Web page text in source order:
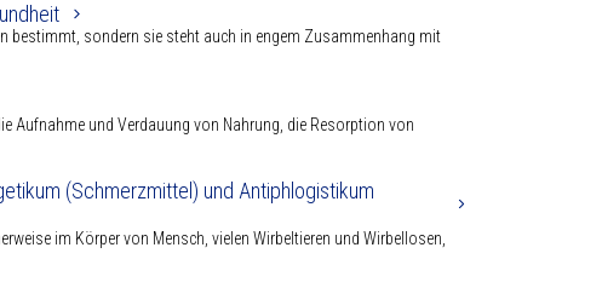
bestimmt, sondern sie steht auch in engem Zusammenhang mit
Aufnahme und Verdauung von Nahrung, die Resorption von
(Schmerzmittel) und Antiphlogistikum
im Körper von Mensch, vielen Wirbeltieren und Wirbellosen,